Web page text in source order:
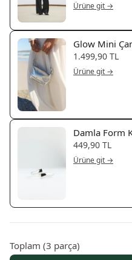
Ürüne git →
Glow Mini
1.499,90 TL
Ürüne git →
Damla Form
449,90 TL
Ürüne git →
Toplam (3 parça)